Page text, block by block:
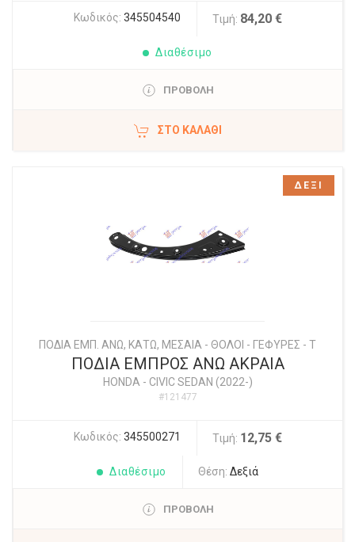
Κωδικός: 345504540 Τιμή: 84,20 €
Διαθέσιμο
ΠΡΟΒΟΛΗ
ΣΤΟ ΚΑΛΆΘΙ
ΠΟΔΙΑ ΕΜΠ. ΑΝΩ, ΚΑΤΩ, ΜΕΣΑΙΑ - ΘΟΛΟΙ - ΓΕΦΥΡΕΣ - Τ
ΠΟΔΙΑ ΕΜΠΡΟΣ ΑΝΩ ΑΚΡΑΙΑ
HONDA- CIVIC SEDAN (2022-)
#121477
Κωδικός: 345500271 Τιμή: 12,75 €
Διαθέσιμο Θέση: Δεξιά
ΠΡΟΒΟΛΗ
ΔΕΞΙ